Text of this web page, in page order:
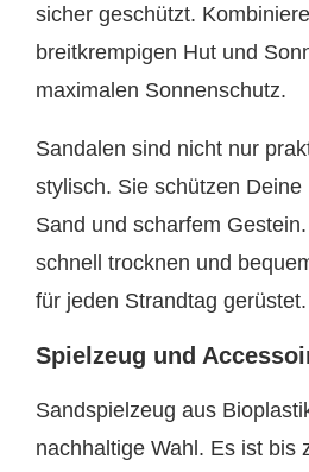
sicher geschützt.
breitkrempigen Hut und
maximalen Sonnenschutz.
Sandalen sind nicht nur
stylisch. Sie schützen
Sand und scharfem
schnell trocknen und
für jeden Strandtag gerüstet.
Spielzeug und
Sandspielzeug aus
nachhaltige Wahl. Es ist bis